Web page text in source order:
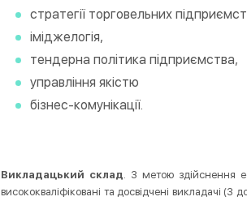
стратегії торговельних
іміджелогія,
тендерна політика підприємства,
управління якістю
бізнес-комунікації.
Викладацький склад . З метою здійснення
висококваліфіковані та досвідчені викладачі